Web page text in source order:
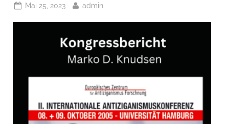
Posted
Mai 25, 2023 By
admin